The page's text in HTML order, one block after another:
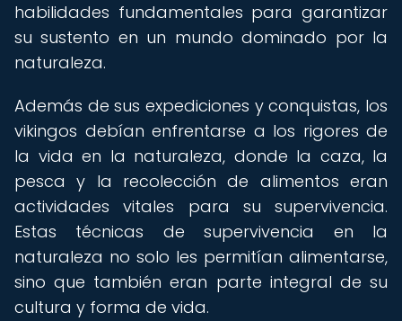
habilidades fundamentales para garantizar
su sustento en un mundo dominado por la
naturaleza.
Además de sus expediciones y conquistas, los
vikingos debían enfrentarse a los rigores de
la vida en la naturaleza, donde la caza, la
pesca y la recolección de alimentos eran
actividades vitales para su supervivencia.
Estas técnicas de supervivencia en la
naturaleza no solo les permitían alimentarse,
sino que también eran parte integral de su
cultura y forma de vida.